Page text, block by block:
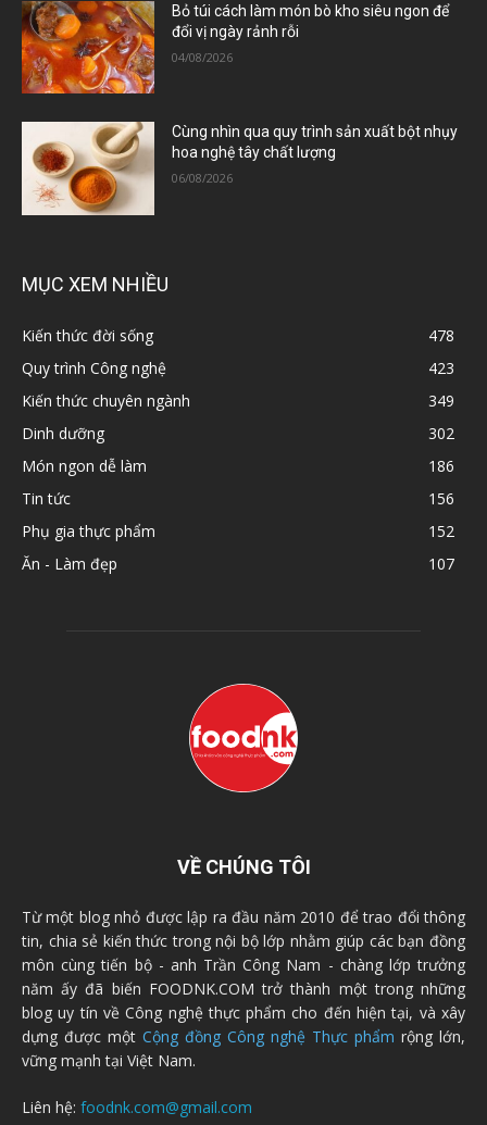
Bỏ túi cách làm món bò kho siêu ngon để
đổi vị ngày rảnh rỗi
04/08/2026
Cùng nhìn qua quy trình sản xuất bột nhụy
hoa nghệ tây chất lượng
06/08/2026
MỤC XEM NHIỀU
Kiến thức đời sống
478
Quy trình Công nghệ
423
Kiến thức chuyên ngành
349
Dinh dưỡng
302
Món ngon dễ làm
186
Tin tức
156
Phụ gia thực phẩm
152
Ăn - Làm đẹp
107
VỀ CHÚNG TÔI
Từ một blog nhỏ được lập ra đầu năm 2010 để trao đổi thông
tin, chia sẻ kiến thức trong nội bộ lớp nhằm giúp các bạn đồng
môn cùng tiến bộ - anh Trần Công Nam - chàng lớp trưởng
năm ấy đã biến FOODNK.COM trở thành một trong những
blog uy tín về Công nghệ thực phẩm cho đến hiện tại, và xây
dựng được một Cộng đồng Công nghệ Thực phẩm rộng lớn,
vững mạnh tại Việt Nam.
Liên hệ: foodnk.com@gmail.com